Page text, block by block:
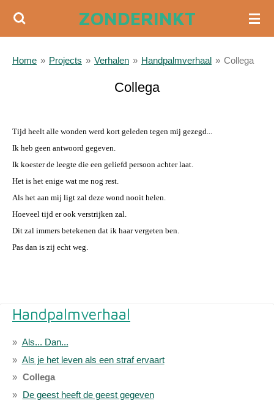
Ga
de
ZONDERINKT
Home » Projects » Verhalen » Handpalmverhaal » Collega
Collega
Tijd heelt alle wonden werd kort geleden tegen mij gezegd...
Ik heb geen antwoord gegeven.
Ik koester de leegte die een geliefd persoon achter laat.
Het is het enige wat me nog rest.
Als het aan mij ligt zal deze wond nooit helen.
Hoeveel tijd er ook verstrijken zal.
Dit zal immers betekenen dat ik haar vergeten ben.
Pas dan is zij echt weg.
Handpalmverhaal
Als... Dan...
Als je het leven als een straf ervaart
Collega
De geest heeft de geest gegeven